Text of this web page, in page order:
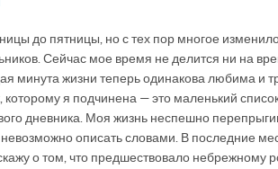
до пятницы, но с тех пор многое
Сейчас мое время не делится ни на
минута жизни теперь одинакова любима и
я подчинена — это маленький
дневника. Моя жизнь неспешно
невозможно описать словами. В последние
о том, что предшествовало небрежному